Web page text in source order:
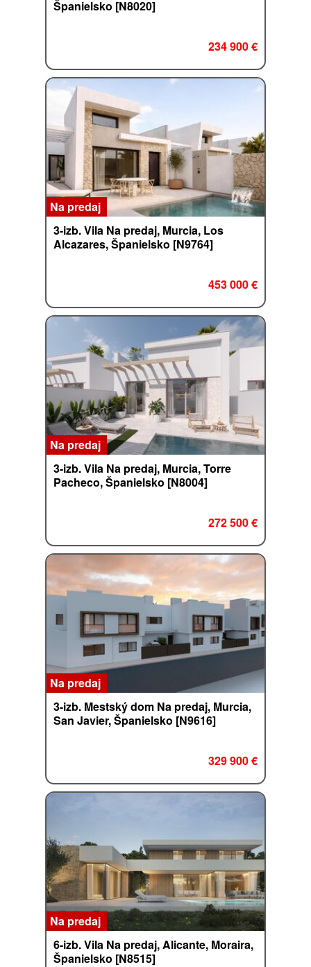
Španielsko [N8020]
234 900 €
Na predaj
3-izb. Vila Na predaj, Murcia, Los
Alcazares, Španielsko [N9764]
453 000 €
Na predaj
3-izb. Vila Na predaj, Murcia, Torre
Pacheco, Španielsko [N8004]
272 500 €
Na predaj
3-izb. Mestský dom Na predaj, Murcia,
San Javier, Španielsko [N9616]
329 900 €
Na predaj
6-izb. Vila Na predaj, Alicante, Moraira,
Španielsko [N8515]